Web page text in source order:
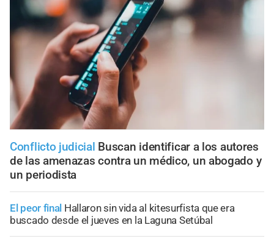
Conflicto judicial Buscan identificar a los autores
de las amenazas contra un médico, un abogado y
un periodista
El peor final Hallaron sin vida al kitesurfista que era
buscado desde el jueves en la Laguna Setúbal